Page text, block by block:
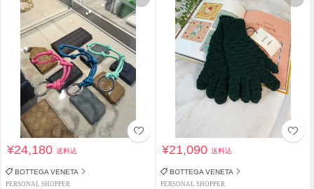
¥24,180送料込
BOTTEGA VENETA
PERSONAL SHOPPER
¥21,090送料込
BOTTEGA VENETA
PERSONAL SHOPPER